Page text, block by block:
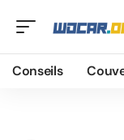
Conseils